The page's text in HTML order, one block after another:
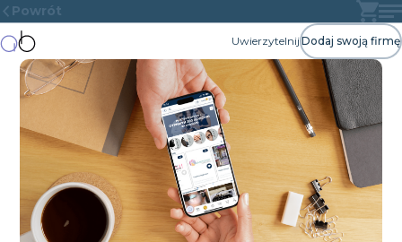
Powrót
UwierzytelnijDodaj swoją firmę